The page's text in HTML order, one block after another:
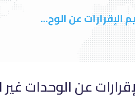
عن الوح...
عن الوحدات